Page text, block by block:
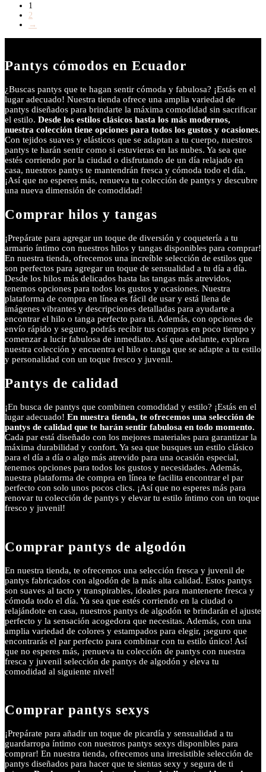
1
2
→
Pantys cómodos en Ecuador
¿Buscas pantys que te hagan sentir cómoda y fabulosa? ¡Estás en el
lugar adecuado! Nuestra tienda ofrece una amplia variedad de
pantys diseñados para brindarte la máxima comodidad sin sacrificar
el estilo. Desde los estilos clásicos hasta los más modernos,
nuestra colección tiene opciones para todos los gustos y ocasiones.
Con tejidos suaves y elásticos que se adaptan a tu cuerpo, nuestros
pantys te harán sentir como si estuvieras en las nubes. Ya sea que
estés corriendo por la ciudad o disfrutando de un día relajado en
casa, nuestros pantys te mantendrán fresca y cómoda todo el día.
¡Así que no esperes más, renueva tu colección de pantys y descubre
una nueva dimensión de comodidad!
Comprar hilos y tangas
¡Prepárate para agregar un toque de diversión y coquetería a tu
armario íntimo con nuestros hilos y tangas disponibles para comprar!
En nuestra tienda, ofrecemos una increíble selección de estilos que
son perfectos para agregar un toque de sensualidad a tu día a día.
Desde los hilos más delicados hasta las tangas más atrevidos,
tenemos opciones para todos los gustos y ocasiones. Nuestra
plataforma de compra en línea es fácil de usar y está llena de
imágenes vibrantes y descripciones detalladas para ayudarte a
encontrar el hilo o tanga perfecto para ti. Además, con opciones de
envío rápido y seguro, podrás recibir tus compras en poco tiempo y
comenzar a lucir fabulosa de inmediato. Así que adelante, explora
nuestra colección y encuentra el hilo o tanga que se adapte a tu estilo
y personalidad con un toque fresco y juvenil.
Pantys de calidad
¡En busca de pantys que combinen comodidad y estilo? ¡Estás en el
lugar adecuado! En nuestra tienda, te ofrecemos una selección de
pantys de calidad que te harán sentir fabulosa en todo momento.
Cada par está diseñado con los mejores materiales para garantizar la
máxima durabilidad y confort. Ya sea que busques un estilo clásico
para el día a día o algo más atrevido para una ocasión especial,
tenemos opciones para todos los gustos y necesidades. Además,
nuestra plataforma de compra en línea te facilita encontrar el par
perfecto con solo unos pocos clics. ¡Así que no esperes más para
renovar tu colección de pantys y elevar tu estilo íntimo con un toque
fresco y juvenil!
Comprar pantys de algodón
En nuestra tienda, te ofrecemos una selección fresca y juvenil de
pantys fabricados con algodón de la más alta calidad. Estos pantys
son suaves al tacto y transpirables, ideales para mantenerte fresca y
cómoda todo el día. Ya sea que estés corriendo en la ciudad o
relajándote en casa, nuestros pantys de algodón te brindarán el ajuste
perfecto y la sensación acogedora que necesitas. Además, con una
amplia variedad de colores y estampados para elegir, ¡seguro que
encontrarás el par perfecto para combinar con tu estilo único! Así
que no esperes más, ¡renueva tu colección de pantys con nuestra
fresca y juvenil selección de pantys de algodón y eleva tu
comodidad al siguiente nivel!
Comprar pantys sexys
¡Prepárate para añadir un toque de picardía y sensualidad a tu
guardarropa íntimo con nuestros pantys sexys disponibles para
comprar! En nuestra tienda, ofrecemos una irresistible selección de
pantys diseñados para hacer que te sientas sexy y segura de ti